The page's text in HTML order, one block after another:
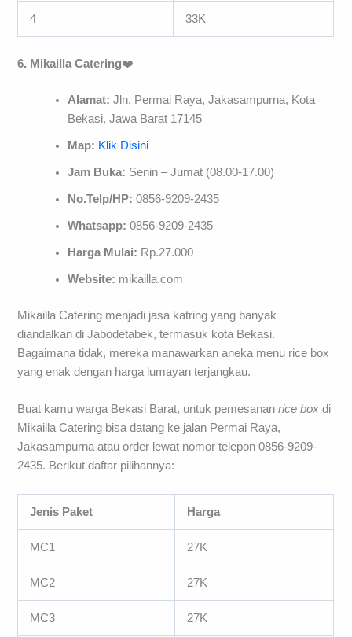
4 33K
6. Mikailla Catering❤️
Alamat: Jln. Permai Raya, Jakasampurna, Kota
Bekasi, Jawa Barat 17145
Map: Klik Disini
Jam Buka: Senin – Jumat (08.00-17.00)
No.Telp/HP: 0856-9209-2435
Whatsapp:0856-9209-2435
Harga Mulai: Rp.27.000
Website: mikailla.com
Mikailla Catering menjadi jasa katring yang banyak
diandalkan di Jabodetabek, termasuk kota Bekasi.
Bagaimana tidak, mereka manawarkan aneka menu rice box
yang enak dengan harga lumayan terjangkau.
Buat kamu warga Bekasi Barat, untuk pemesananrice box di
Mikailla Catering bisa datang ke jalan Permai Raya,
Jakasampurna atau order lewat nomor telepon 0856-9209-
2435. Berikut daftar pilihannya:
Jenis Paket Harga
MC1 27K
MC2 27K
MC3 27K